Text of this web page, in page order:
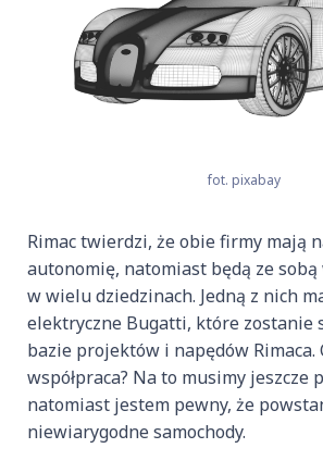
fot. pixabay
Rimac twierdzi, że obie firmy mają
autonomię, natomiast będą ze sobą
w wielu dziedzinach. Jedną z nich
elektryczne Bugatti, które zostanie
bazie projektów i napędów Rimaca.
współpraca? Na to musimy jeszcze
natomiast jestem pewny, że
niewiarygodne samochody.